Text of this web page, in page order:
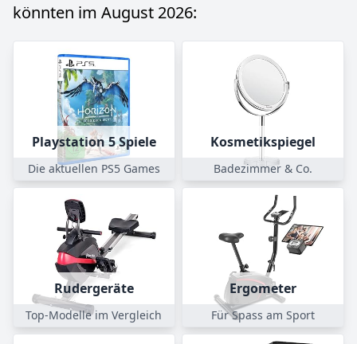
könnten im August 2026:
Playstation 5 Spiele
Die aktuellen PS5 Games
Kosmetikspiegel
Badezimmer & Co.
Rudergeräte
Top-Modelle im Vergleich
Ergometer
Für Spass am Sport